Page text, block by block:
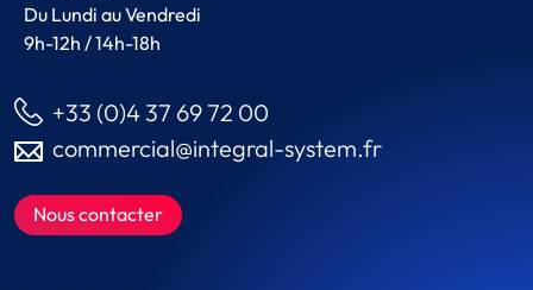
Du Lundi au Vendredi
9h-12h / 14h-18h
+33 (0)4 37 69 72 00
commercial@integral-system.fr
Nous contacter